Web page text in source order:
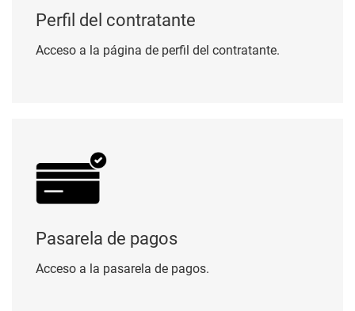
Perfil del contratante
Acceso a la página de perfil del contratante.
Pasarela de pagos
Acceso a la pasarela de pagos.